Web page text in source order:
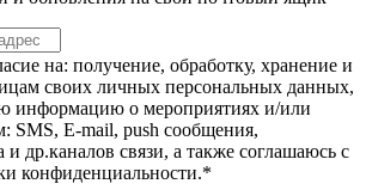
на: получение, обработку, хранение и
своих личных персональных данных,
информацию о мероприятиях и/или
SMS, E-mail, push сообщения,
и др.каналов связи, а также соглашаюсь с
конфиденциальности.*